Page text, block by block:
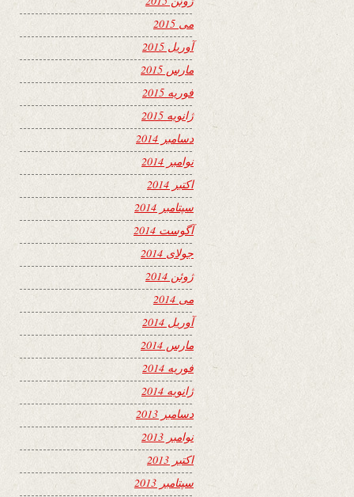
می 2015
آوریل 2015
مارس 2015
فوریه 2015
ژانویه 2015
دسامبر 2014
نوامبر 2014
اکتبر 2014
سپتامبر 2014
آگوست 2014
جولای 2014
ژوئن 2014
می 2014
آوریل 2014
مارس 2014
فوریه 2014
ژانویه 2014
دسامبر 2013
نوامبر 2013
اکتبر 2013
سپتامبر 2013